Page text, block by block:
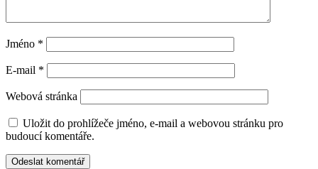
Jméno *
E-mail *
Webová stránka
Uložit do prohlížeče jméno, e-mail a webovou stránku pro
budoucí komentáře.